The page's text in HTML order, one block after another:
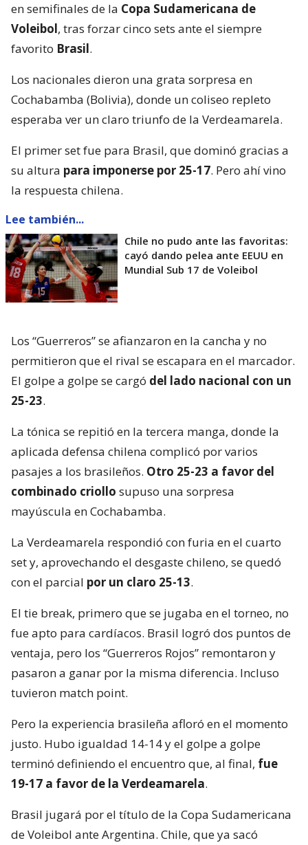
en semifinales de la Copa Sudamericana de
Voleibol, tras forzar cinco sets ante el siempre
favorito Brasil.
Los nacionales dieron una grata sorpresa en
Cochabamba (Bolivia), donde un coliseo repleto
esperaba ver un claro triunfo de la Verdeamarela.
El primer set fue para Brasil, que dominó gracias a
su altura para imponerse por 25-17. Pero ahí vino
la respuesta chilena.
Lee también...
Chile no pudo ante las favoritas:
cayó dando pelea ante EEUU en
Mundial Sub 17 de Voleibol
Los “Guerreros” se afianzaron en la cancha y no
permitieron que el rival se escapara en el marcador.
El golpe a golpe se cargó del lado nacional con un
25-23.
La tónica se repitió en la tercera manga, donde la
aplicada defensa chilena complicó por varios
pasajes a los brasileños. Otro 25-23 a favor del
combinado criollo supuso una sorpresa
mayúscula en Cochabamba.
La Verdeamarela respondió con furia en el cuarto
set y, aprovechando el desgaste chileno, se quedó
con el parcial por un claro 25-13.
El tie break, primero que se jugaba en el torneo, no
fue apto para cardíacos. Brasil logró dos puntos de
ventaja, pero los “Guerreros Rojos” remontaron y
pasaron a ganar por la misma diferencia. Incluso
tuvieron match point.
Pero la experiencia brasileña afloró en el momento
justo. Hubo igualdad 14-14 y el golpe a golpe
terminó definiendo el encuentro que, al final, fue
19-17 a favor de la Verdeamarela.
Brasil jugará por el título de la Copa Sudamericana
de Voleibol ante Argentina. Chile, que ya sacó